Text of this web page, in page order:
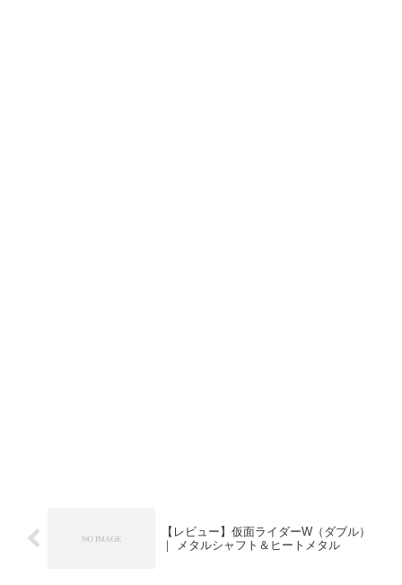
【レビュー】仮面ライダーW（ダブル）
｜ メタルシャフト＆ヒートメタル